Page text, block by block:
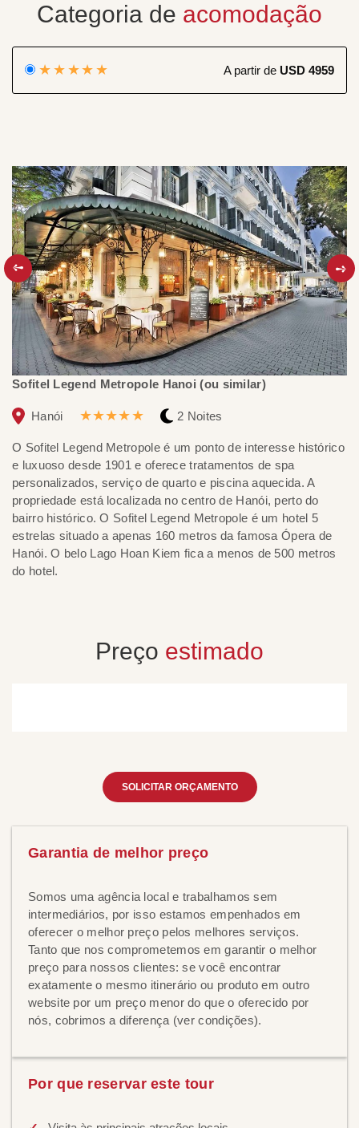
Categoria de acomodação
★★★★★ A partir de USD 4959
Sofitel Legend Metropole Hanoi (ou similar)
Hanói ★★★★★ 2 Noites
O Sofitel Legend Metropole é um ponto de interesse histórico
e luxuoso desde 1901 e oferece tratamentos de spa
personalizados, serviço de quarto e piscina aquecida. A
propriedade está localizada no centro de Hanói, perto do
bairro histórico. O Sofitel Legend Metropole é um hotel 5
estrelas situado a apenas 160 metros da famosa Ópera de
Hanói. O belo Lago Hoan Kiem fica a menos de 500 metros
do hotel.
Preço estimado
SOLICITAR ORÇAMENTO
Garantia de melhor preço
Somos uma agência local e trabalhamos sem
intermediários, por isso estamos empenhados em
oferecer o melhor preço pelos melhores serviços.
Tanto que nos comprometemos em garantir o melhor
preço para nossos clientes: se você encontrar
exatamente o mesmo itinerário ou produto em outro
website por um preço menor do que o oferecido por
nós, cobrimos a diferença (ver condições).
Por que reservar este tour